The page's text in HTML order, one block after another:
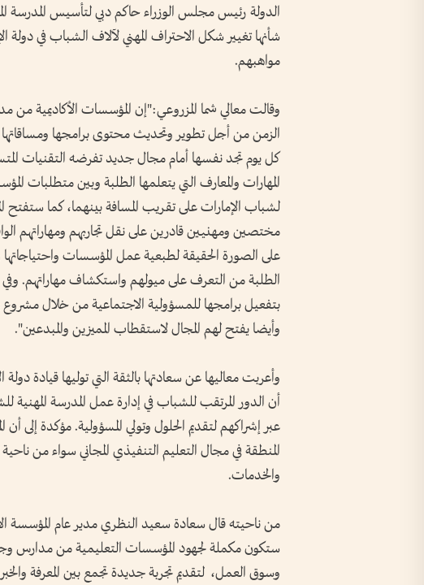
الدولة رئيس مجلس الوزراء حاكم دبي لتأسيس المدرسة
شأنها تغيير شكل الاحتراف المهني لآلاف الشباب في
مواهبهم.
وقالت معالي شما المزروعي:"إن المؤسسات الأكاديمية
الزمن من أجل تطوير وتحديث محتوى برامجها ومساقاتها
كل يوم تجد نفسها أمام مجال جديد تفرضه التقنيات
المهارات والمعارف التي يتعلمها الطلبة وبين متطلبات
لشباب الإمارات على تقريب المسافة بينهما، كما
مختصين ومهنيين قادرين على نقل تجاربهم ومهاراتهم
على الصورة الحقيقة لطبعية عمل المؤسسات واحتياجاتها
الطلبة من التعرف على ميولهم واستكشاف مهاراتهم.
بتفعيل برامجها للمسؤولية الاجتماعية من خلال مشروع
وأيضا يفتح لهم المجال لاستقطاب المميزين والمبدعين".
وأعربت معاليها عن سعادتها بالثقة التي توليها قيادة
أن الدور المرتقب للشباب في إدارة عمل المدرسة المهنية
عبر إشراكهم لتقديم الحلول وتولي المسؤولية. مؤكدة
المنطقة في مجال التعليم التنفيذي المجاني سواء من
والخدمات.
من ناحيته قال سعادة سعيد النظري مدير عام المؤسسة
ستكون مكملة لجهود المؤسسات التعليمية من مدارس
وسوق العمل، لتقديم تجربة جديدة تجمع بين المعرفة